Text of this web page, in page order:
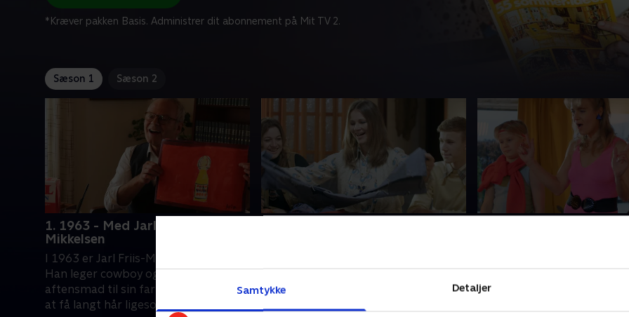
Samtykke Detaljer
*Kræver pakken Basis. Administrer dit abonnement på Mit TV 2.
Sæson 1 Sæson 2
1. 1963 - Med Jarl Friis-
Mikkelsen
I 1963 er Jarl Friis-Mikkelsen 12 år.
Han leger cowboy og indianer, laver
aftensmad til sin far og drømmer om
at få langt hår ligesom John Lennon.
Marianne 12 år, hun går i sin mors
hjemmesyede tøj og drømmer om at
4. november 2018 • 47 min
Hirtshals. Hun ligner en ung